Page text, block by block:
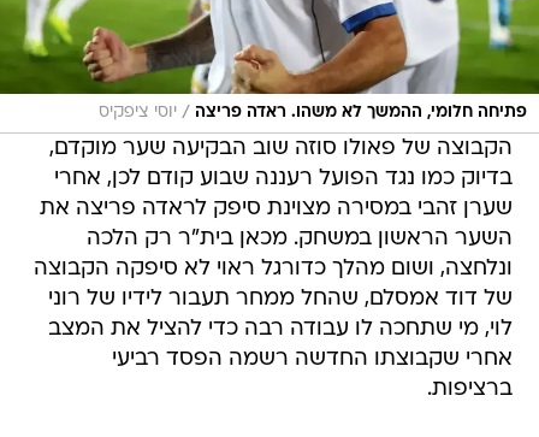
פתיחה חלומי, ההמשך לא משהו. ראדה פריצה / יוסי ציפקיס
הקבוצה של פאולו סוזה שוב הבקיעה שער מוקדם,
בדיוק כמו נגד הפועל רעננה שבוע קודם לכן, אחרי
שערן זהבי במסירה מצוינת סיפק לראדה פריצה את
השער הראשון במשחק. מכאן בית"ר רק הלכה
ונלחצה, ושום מהלך כדורגל ראוי לא סיפקה הקבוצה
של דוד אמסלם, שהחל ממחר תעבור לידיו של רוני
לוי, מי שתחכה לו עבודה רבה כדי להציל את המצב
אחרי שקבוצתו החדשה רשמה הפסד רביעי
ברציפות.